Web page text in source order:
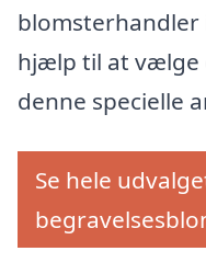
hjælp til at vælge
denne specielle
Se hele